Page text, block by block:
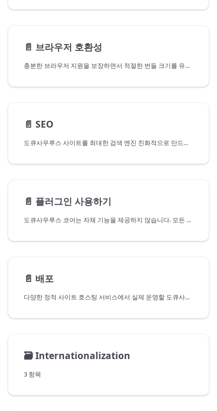
📄️ 브라우저 호환성
충분한 브라우저 지원을 보장하면서 적절한 번들 크기를 유지하는 방법
📄️ SEO
도큐사우루스 사이트를 최대한 검색 엔진 친화적으로 만드는 방법
📄️ 플러그인 사용하기
도큐사우루스 코어는 자체 기능을 제공하지 않습니다. 모든 기능은 개별 플러그인에 위임됩니다. docs는 문서 플러그인에서 제공하는 기능을 사용하고 blog는 블로그 플러그인에서 제공하는 기능을 사용하며 개별 pages는 페이지 플러그인에서 제공하는 기능을 사용합니다. 플러그인이 설치되어 있지 않으면 사이트에 어떤 경로도 포함할 수 없습니다.
📄️ 배포
다양한 정적 사이트 호스팅 서비스에서 실제 운영할 도큐사우루스 앱을 배포합니다.
🗃️Internationalization
3 항목